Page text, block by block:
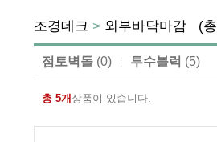
조경데크 > 외부바닥마감 (총
점토벽돌 (0) 투수블럭 (5)
총 5개 상품이 있습니다.